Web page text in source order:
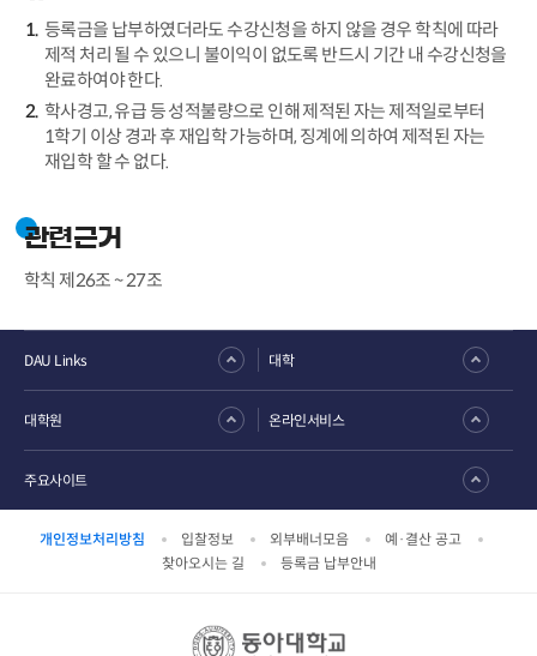
등록금을 납부하였더라도 수강신청을 하지 않을 경우 학칙에 따라
제적 처리 될 수 있으니 불이익이 없도록 반드시 기간 내 수강신청을
완료하여야 한다.
학사경고, 유급 등 성적불량으로 인해 제적된 자는 제적일로부터
1학기 이상 경과 후 재입학 가능하며, 징계에 의하여 제적된 자는
재입학 할 수 없다.
관련근거
학칙 제26조 ~ 27조
개인정보처리방침 입찰정보 외부배너모음
예·결산 공고
찾아오시는 길
등록금 납부안내
DAU Links 대학
대학원 온라인서비스
주요사이트